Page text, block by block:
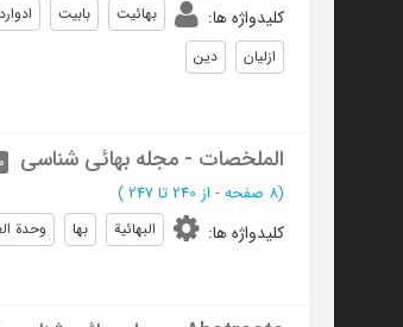
کلیدواژه ها: بهائیت بابیت
ازلیان
دین
الملخصات - مجله بهائی شناسی
(‎8 صفحه - از 240 تا 247 )
کلیدواژه ها: البهائیة بها وحدة